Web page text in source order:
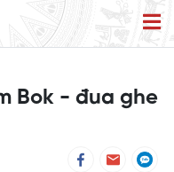
Bok - đua ghe